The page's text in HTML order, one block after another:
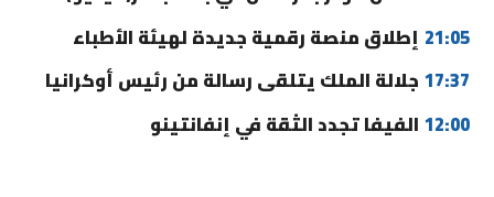
21:05 إطلاق منصة رقمية جديدة لهيئة الأطباء
17:37 جلالة الملك يتلقى رسالة من رئيس أوكرانيا
12:00 الفيفا تجدد الثقة في إنفانتينو